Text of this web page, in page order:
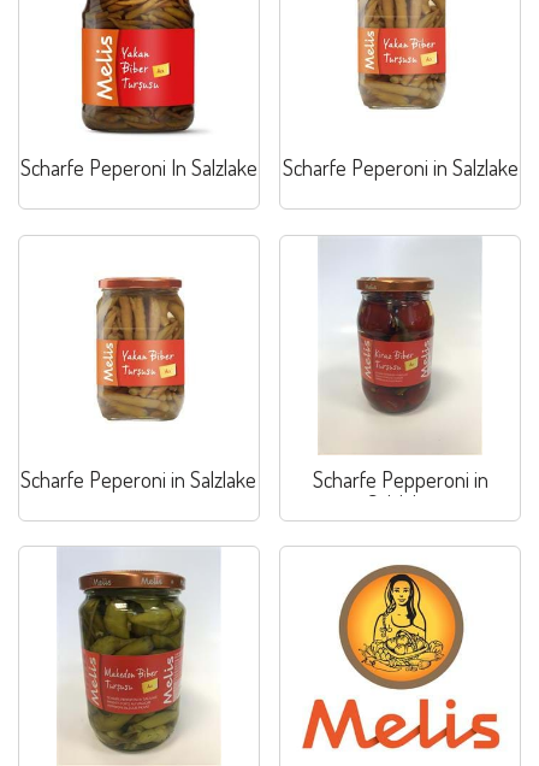
Scharfe Peperoni In Salzlake Scharfe Peperoni in Salzlake
Scharfe Peperoni in Salzlake
Scharfe Pepperoni in
Salzlake